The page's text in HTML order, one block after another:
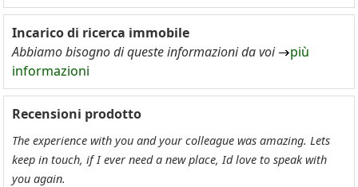
Incarico di ricerca immobile
Abbiamo bisogno di queste informazioni da voi
più
informazioni
Recensioni prodotto
The experience with you and your colleague was amazing. Lets
keep in touch, if I ever need a new place, Id love to speak with
you again.